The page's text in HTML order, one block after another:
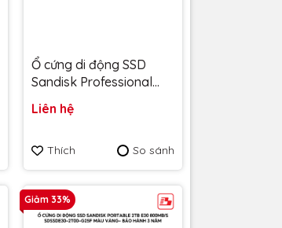
Ổ cứng di động SSD
Sandisk Professional
2TB SDPM1NS-002T-
3000Mb/s - Bảo hành 5
năm
Liên hệ
Thích So sánh
Giảm 33%